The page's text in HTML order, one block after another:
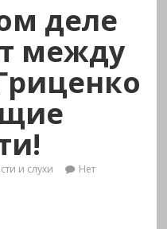
деле
между
и слухи
Нет